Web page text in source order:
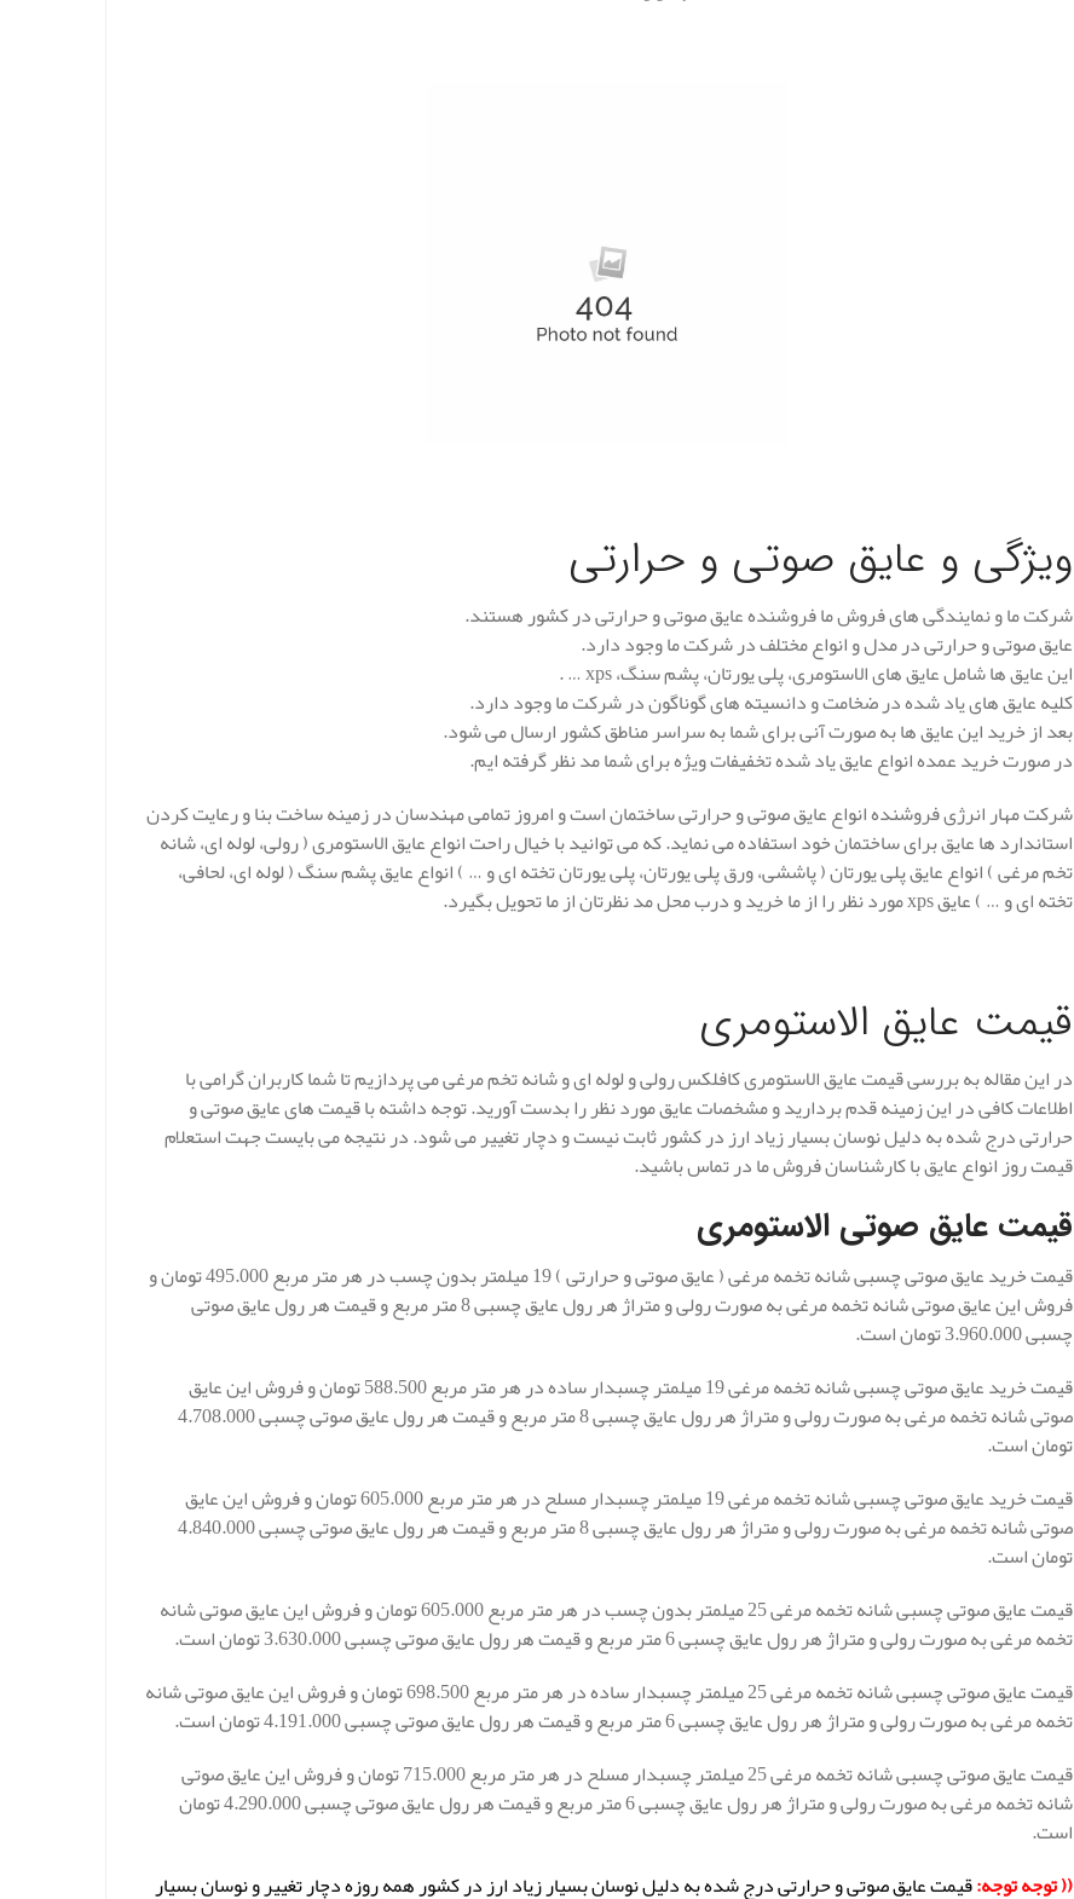
ویژگی و عایق صوتی و حرارتی
شرکت ما و نمایندگی های فروش ما فروشنده عایق صوتی و حرارتی در کشور هستند.
عایق صوتی و حرارتی در مدل و انواع مختلف در شرکت ما وجود دارد.
این عایق ها شامل عایق های الاستومری، پلی یورتان، پشم سنگ، xps … .
کلیه عایق های یاد شده در ضخامت و دانسیته های گوناگون در شرکت ما وجود دارد.
بعد از خرید این عایق ها به صورت آنی برای شما به سراسر مناطق کشور ارسال می شود.
در صورت خرید عمده انواع عایق یاد شده تخفیفات ویژه برای شما مد نظر گرفته ایم.
شرکت مهار انرژی فروشنده انواع عایق صوتی و حرارتی ساختمان است و امروز تمامی مهندسان در زمینه ساخت بنا و رعایت کردن
استاندارد ها عایق برای ساختمان خود استفاده می نماید. که می توانید با خیال راحت انواع عایق الاستومری ( رولی، لوله ای، شانه
تخم مرغی ) انواع عایق پلی یورتان ( پاششی، ورق پلی یورتان، پلی یورتان تخته ای و … ) انواع عایق پشم سنگ ( لوله ای، لحافی،
تخته ای و … ) عایق xps مورد نظر را از ما خرید و درب محل مد نظرتان از ما تحویل بگیرد.
قیمت عایق الاستومری
در این مقاله به بررسی قیمت عایق الاستومری کافلکس رولی و لوله ای و شانه تخم مرغی می پردازیم تا شما کاربران گرامی با
اطلاعات کافی در این زمینه قدم بردارید و مشخصات عایق مورد نظر را بدست آورید. توجه داشته با قیمت های عایق صوتی و
حرارتی درج شده به دلیل نوسان بسیار زیاد ارز در کشور ثابت نیست و دچار تغییر می شود. در نتیجه می بایست جهت استعلام
قیمت روز انواع عایق با کارشناسان فروش ما در تماس باشید.
قیمت عایق صوتی الاستومری
قیمت خرید عایق صوتی چسبی شانه تخمه مرغی ( عایق صوتی و حرارتی ) 19 میلمتر بدون چسب در هر متر مربع 495.000 تومان و
فروش این عایق صوتی شانه تخمه مرغی به صورت رولی و متراژ هر رول عایق چسبی 8 متر مربع و قیمت هر رول عایق صوتی
چسبی 3.960.000 تومان است.
قیمت خرید عایق صوتی چسبی شانه تخمه مرغی 19 میلمتر چسبدار ساده در هر متر مربع 588.500 تومان و فروش این عایق
صوتی شانه تخمه مرغی به صورت رولی و متراژ هر رول عایق چسبی 8 متر مربع و قیمت هر رول عایق صوتی چسبی 4.708.000
تومان است.
قیمت خرید عایق صوتی چسبی شانه تخمه مرغی 19 میلمتر چسبدار مسلح در هر متر مربع 605.000 تومان و فروش این عایق
صوتی شانه تخمه مرغی به صورت رولی و متراژ هر رول عایق چسبی 8 متر مربع و قیمت هر رول عایق صوتی چسبی 4.840.000
تومان است.
قیمت عایق صوتی چسبی شانه تخمه مرغی 25 میلمتر بدون چسب در هر متر مربع 605.000 تومان و فروش این عایق صوتی شانه
تخمه مرغی به صورت رولی و متراژ هر رول عایق چسبی 6 متر مربع و قیمت هر رول عایق صوتی چسبی 3.630.000 تومان است.
قیمت عایق صوتی چسبی شانه تخمه مرغی 25 میلمتر چسبدار ساده در هر متر مربع 698.500 تومان و فروش این عایق صوتی شانه
تخمه مرغی به صورت رولی و متراژ هر رول عایق چسبی 6 متر مربع و قیمت هر رول عایق صوتی چسبی 4.191.000 تومان است.
قیمت عایق صوتی چسبی شانه تخمه مرغی 25 میلمتر چسبدار مسلح در هر متر مربع 715.000 تومان و فروش این عایق صوتی
شانه تخمه مرغی به صورت رولی و متراژ هر رول عایق چسبی 6 متر مربع و قیمت هر رول عایق صوتی چسبی 4.290.000 تومان
است.
(( توجه توجه:قیمت عایق صوتی و حرارتی درج شده به دلیل نوسان بسیار زیاد ارز در کشور همه روزه دچار تغییر و نوسان بسیار